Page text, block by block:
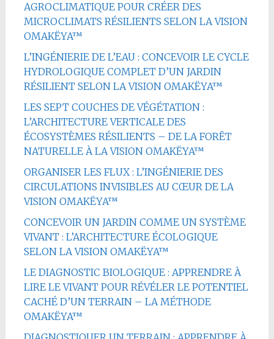
AGROCLIMATIQUE POUR CRÉER DES
MICROCLIMATS RÉSILIENTS SELON LA VISION
OMAKËYA™
L’INGÉNIERIE DE L’EAU : CONCEVOIR LE CYCLE
HYDROLOGIQUE COMPLET D’UN JARDIN
RÉSILIENT SELON LA VISION OMAKËYA™
LES SEPT COUCHES DE VÉGÉTATION :
L’ARCHITECTURE VERTICALE DES
ÉCOSYSTÈMES RÉSILIENTS – DE LA FORÊT
NATURELLE À LA VISION OMAKËYA™
ORGANISER LES FLUX : L’INGÉNIERIE DES
CIRCULATIONS INVISIBLES AU CŒUR DE LA
VISION OMAKËYA™
CONCEVOIR UN JARDIN COMME UN SYSTÈME
VIVANT : L’ARCHITECTURE ÉCOLOGIQUE
SELON LA VISION OMAKËYA™
LE DIAGNOSTIC BIOLOGIQUE : APPRENDRE À
LIRE LE VIVANT POUR RÉVÉLER LE POTENTIEL
CACHÉ D’UN TERRAIN – LA MÉTHODE
OMAKËYA™